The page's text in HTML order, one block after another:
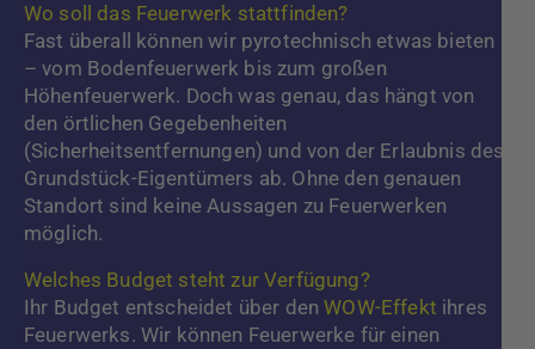
Wo soll das Feuerwerk stattfinden?
Fast überall können wir pyrotechnisch etwas bieten
– vom Bodenfeuerwerk bis zum großen
Höhenfeuerwerk. Doch was genau, das hängt von
den örtlichen Gegebenheiten
(Sicherheitsentfernungen) und von der Erlaubnis des
Grundstück-Eigentümers ab. Ohne den genauen
Standort sind keine Aussagen zu Feuerwerken
möglich.
Welches Budget steht zur Verfügung?
Ihr Budget entscheidet über denWOW-Effekt ihres
Feuerwerks. Wir können Feuerwerke für einen